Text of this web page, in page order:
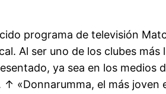
programa de televisión
Al ser uno de los clubes
ya sea en los
«Donnarumma, el más